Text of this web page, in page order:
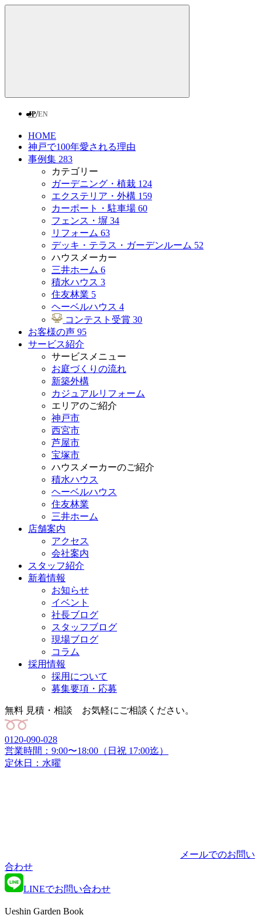
JP/EN
HOME
神戸で100年愛される理由
事例集 283
カテゴリー
ガーデニング・植栽 124
エクステリア・外構 159
カーポート・駐車場 60
フェンス・塀 34
リフォーム 63
デッキ・テラス・ガーデンルーム 52
ハウスメーカー
三井ホーム 6
積水ハウス 3
住友林業 5
ヘーベルハウス 4
コンテスト受賞 30
お客様の声 95
サービス紹介
サービスメニュー
お庭づくりの流れ
新築外構
カジュアルリフォーム
エリアのご紹介
神戸市
西宮市
芦屋市
宝塚市
ハウスメーカーのご紹介
積水ハウス
ヘーベルハウス
住友林業
三井ホーム
店舗案内
アクセス
会社案内
スタッフ紹介
新着情報
お知らせ
イベント
社長ブログ
スタッフブログ
現場ブログ
コラム
採用情報
採用について
募集要項・応募
無料 見積・相談 お気軽にご相談ください。
0120-090-028
営業時間：9:00〜18:00（日祝 17:00迄）
定休日：水曜
メールでのお問い
合わせ
LINEでお問い合わせ
Ueshin Garden Book